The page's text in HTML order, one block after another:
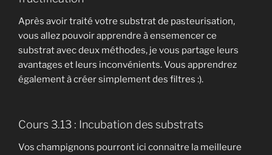
Après avoir traité votre substrat de pasteurisation,
vous allez pouvoir apprendre à ensemencer ce
substrat avec deux méthodes, je vous partage leurs
avantages et leurs inconvénients. Vous apprendrez
également à créer simplement des filtres :).
Cours 3.13 : Incubation des substrats
Vos champignons pourront ici connaitre la meilleure